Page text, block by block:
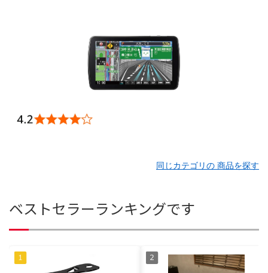
同じカテゴリの 商品を探す
ベストセラーランキングです